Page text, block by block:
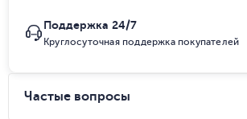
Поддержка 24/7
Круглосуточная поддержка покупателей
Частые вопросы